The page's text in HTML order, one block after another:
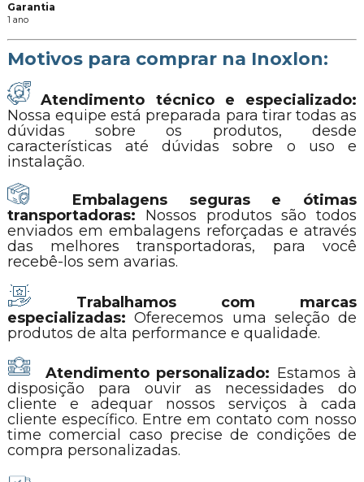
Garantia
1 ano
Motivos para comprar na Inoxlon:
Atendimento técnico e especializado:
Nossa equipe está preparada para tirar todas as
dúvidas sobre os produtos, desde
características até dúvidas sobre o uso e
instalação.
Embalagens seguras e ótimas
transportadoras: Nossos produtos são todos
enviados em embalagens reforçadas e através
das melhores transportadoras, para você
recebê-los sem avarias.
Trabalhamos com marcas
especializadas:Oferecemos uma seleção de
produtos de alta performance e qualidade.
Atendimento personalizado: Estamos à
disposição para ouvir as necessidades do
cliente e adequar nossos serviços à cada
cliente específico. Entre em contato com nosso
time comercial caso precise de condições de
compra personalizadas.